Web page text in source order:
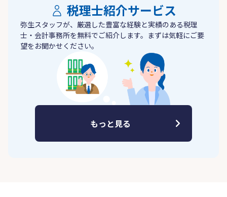
税理士紹介サービス
弥生スタッフが、厳選した豊富な経験と実績のある税理
士・会計事務所を無料でご紹介します。まずは気軽にご要
望をお聞かせください。
もっと見る